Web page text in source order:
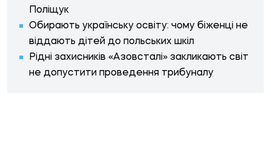
Поліщук
Обирають українську освіту: чому біженці не
віддають дітей до польських шкіл
Рідні захисників «Азовсталі» закликають світ
не допустити проведення трибуналу